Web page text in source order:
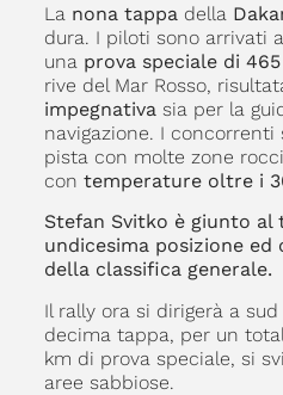
La nona tappa della
dura. I piloti sono arrivati
una prova speciale di
rive del Mar Rosso,
impegnativasia per la
navigazione. I
pista con molte zone
con temperature oltre i
Stefan Svitko è giunto al
undicesima posizione
della classifica generale.
Il rally ora si dirigerà a
decima tappa, per un
km di prova speciale, si
aree sabbiose.